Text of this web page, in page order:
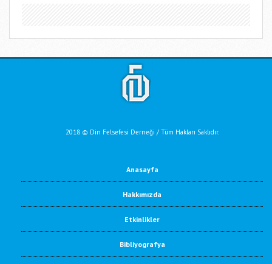
2018 © Din Felsefesi Derneği / Tüm Hakları Saklıdır.
Anasayfa
Hakkımızda
Etkinlikler
Bibliyografya